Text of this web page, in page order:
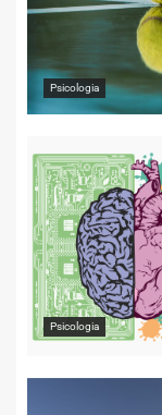
Psicologia
Psicologia